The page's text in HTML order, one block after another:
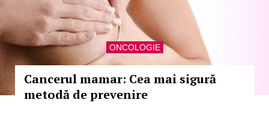
ONCOLOGIE
Cancerul mamar: Cea mai sigură
metodă de prevenire